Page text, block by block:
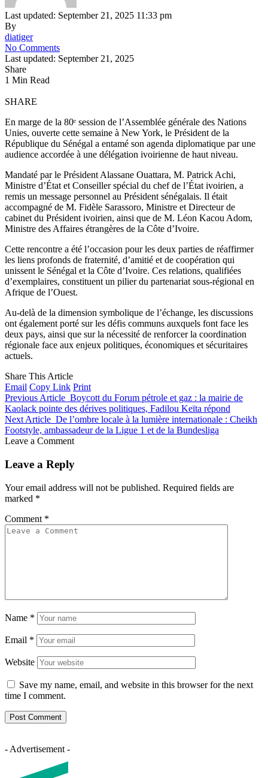
Last updated: September 21, 2025 11:33 pm
By
diatiger
No Comments
Last updated: September 21, 2025
Share
1 Min Read
SHARE
En marge de la 80ᵉ session de l’Assemblée générale des Nations
Unies, ouverte cette semaine à New York, le Président de la
République du Sénégal a entamé son agenda diplomatique par une
audience accordée à une délégation ivoirienne de haut niveau.
Mandaté par le Président Alassane Ouattara, M. Patrick Achi,
Ministre d’État et Conseiller spécial du chef de l’État ivoirien, a
remis un message personnel au Président sénégalais. Il était
accompagné de M. Fidèle Sarassoro, Ministre et Directeur de
cabinet du Président ivoirien, ainsi que de M. Léon Kacou Adom,
Ministre des Affaires étrangères de la Côte d’Ivoire.
Cette rencontre a été l’occasion pour les deux parties de réaffirmer
les liens profonds de fraternité, d’amitié et de coopération qui
unissent le Sénégal et la Côte d’Ivoire. Ces relations, qualifiées
d’exemplaires, constituent un pilier du partenariat sous-régional en
Afrique de l’Ouest.
Au-delà de la dimension symbolique de l’échange, les discussions
ont également porté sur les défis communs auxquels font face les
deux pays, ainsi que sur la nécessité de renforcer la coordination
régionale face aux enjeux politiques, économiques et sécuritaires
actuels.
Share This Article
Email Copy Link Print
Previous Article Boycott du Forum pétrole et gaz : la mairie de
Kaolack pointe des dérives politiques, Fadilou Keïta répond
Next Article De l’ombre locale à la lumière internationale : Cheikh
Footstyle, ambassadeur de la Ligue 1 et de la Bundesliga
Leave a Comment
Leave a Reply
Your email address will not be published. Required fields are
marked *
Comment *
Name *
Email *
Website
Save my name, email, and website in this browser for the next
time I comment.
- Advertisement -